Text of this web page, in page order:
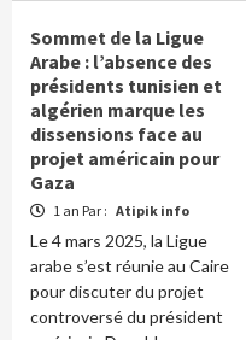
Sommet de la Ligue
Arabe : l’absence des
présidents tunisien et
algérien marque les
dissensions face au
projet américain pour
Gaza
1 an Par : Atipik info
Le 4 mars 2025, la Ligue
arabe s’est réunie au Caire
pour discuter du projet
controversé du président